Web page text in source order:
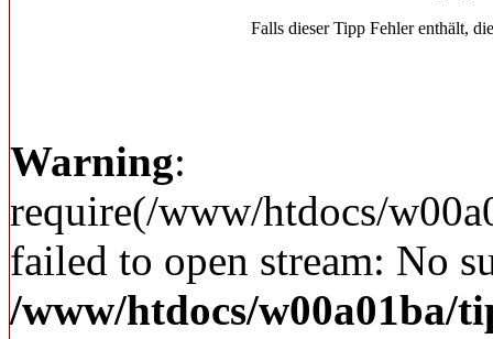
Falls dieser Tipp Fehler enthält,
Warning:
require(/www/htdocs/
failed to open stream: No
/www/htdocs/w00a01ba/